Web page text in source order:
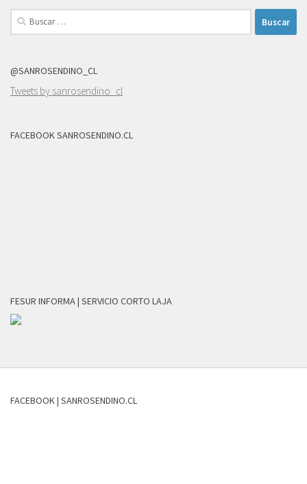
Buscar:
@SANROSENDINO_CL
Tweets by sanrosendino_cl
FACEBOOK SANROSENDINO.CL
FESUR INFORMA | SERVICIO CORTO LAJA
FACEBOOK | SANROSENDINO.CL